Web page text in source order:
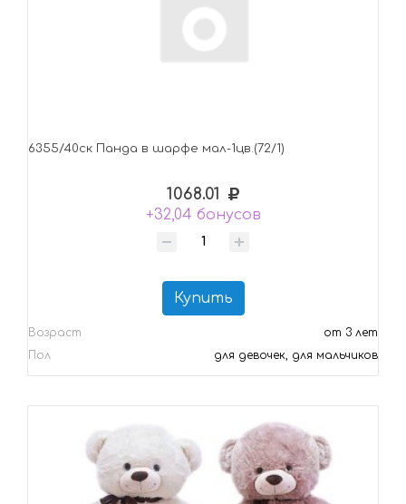
6355/40ск Панда в шарфе мал-1цв.(72/1)
1068.01
+32,04 бонусов
Купить
Возраст
от 3 лет
Пол
для девочек, для мальчиков